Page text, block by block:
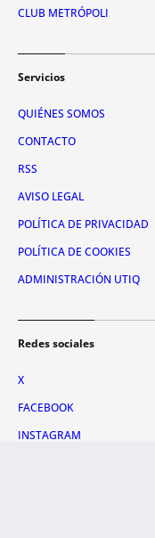
CLUB METRÓPOLI
Servicios
QUIÉNES SOMOS
CONTACTO
RSS
AVISO LEGAL
POLÍTICA DE PRIVACIDAD
POLÍTICA DE COOKIES
ADMINISTRACIÓN UTIQ
Redes sociales
X
FACEBOOK
INSTAGRAM